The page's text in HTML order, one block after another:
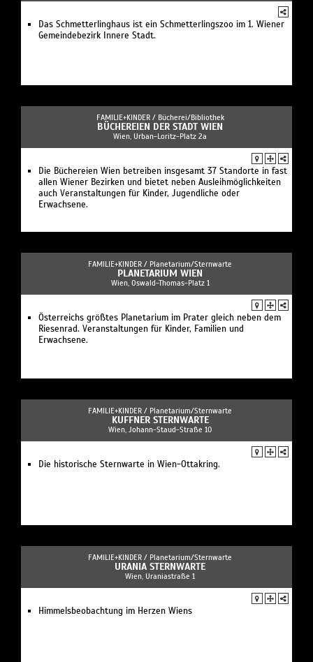
Das Schmetterlinghaus ist ein Schmetterlingszoo im 1. Wiener
Gemeindebezirk Innere Stadt.
FAMILIE+KINDER / Bücherei/Bibliothek
BÜCHEREIEN DER STADT WIEN
Wien, Urban-Loritz-Platz 2a
Die Büchereien Wien betreiben insgesamt 37 Standorte in fast
allen Wiener Bezirken und bietet neben Ausleihmöglichkeiten
auch Veranstaltungen für Kinder, Jugendliche oder
Erwachsene.
FAMILIE+KINDER / Planetarium/Sternwarte
PLANETARIUM WIEN
Wien, Oswald-Thomas-Platz 1
Österreichs größtes Planetarium im Prater gleich neben dem
Riesenrad. Veranstaltungen für Kinder, Familien und
Erwachsene.
FAMILIE+KINDER / Planetarium/Sternwarte
KUFFNER STERNWARTE
Wien, Johann-Staud-Straße 10
Die historische Sternwarte in Wien-Ottakring.
FAMILIE+KINDER / Planetarium/Sternwarte
URANIA STERNWARTE
Wien, Uraniastraße 1
Himmelsbeobachtung im Herzen Wiens